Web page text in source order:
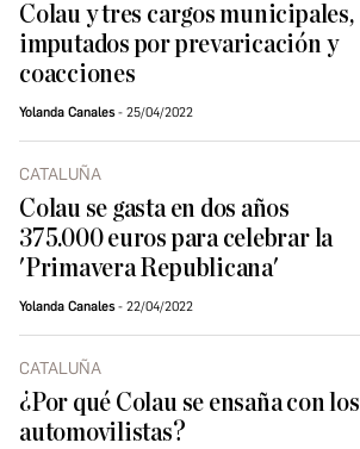
Colau y tres cargos municipales,
imputados por prevaricación y
coacciones
Yolanda Canales 25/04/2022
CATALUÑA
Colau se gasta en dos años
375.000 euros para celebrar la
'Primavera Republicana'
Yolanda Canales 22/04/2022
CATALUÑA
¿Por qué Colau se ensaña con los
automovilistas?